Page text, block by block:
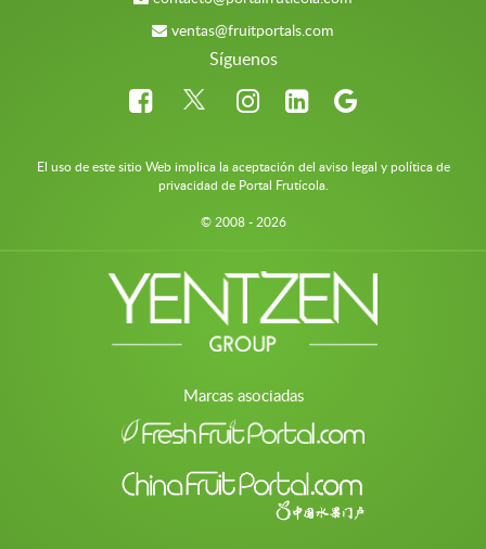
ventas@fruitportals.com
Síguenos
El uso de este sitio Web implica la aceptación del aviso legal y política de
privacidad de Portal Frutícola.
© 2008 - 2026
Marcas asociadas